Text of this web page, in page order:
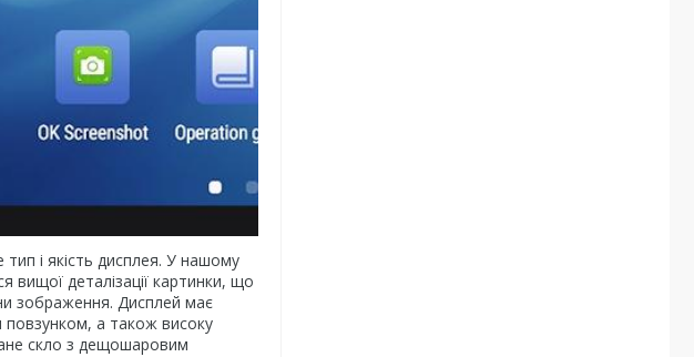
і якість дисплея. У нашому
вищої деталізації картинки, що
зображення. Дисплей має
повзунком, а також високу
скло з дещошаровим